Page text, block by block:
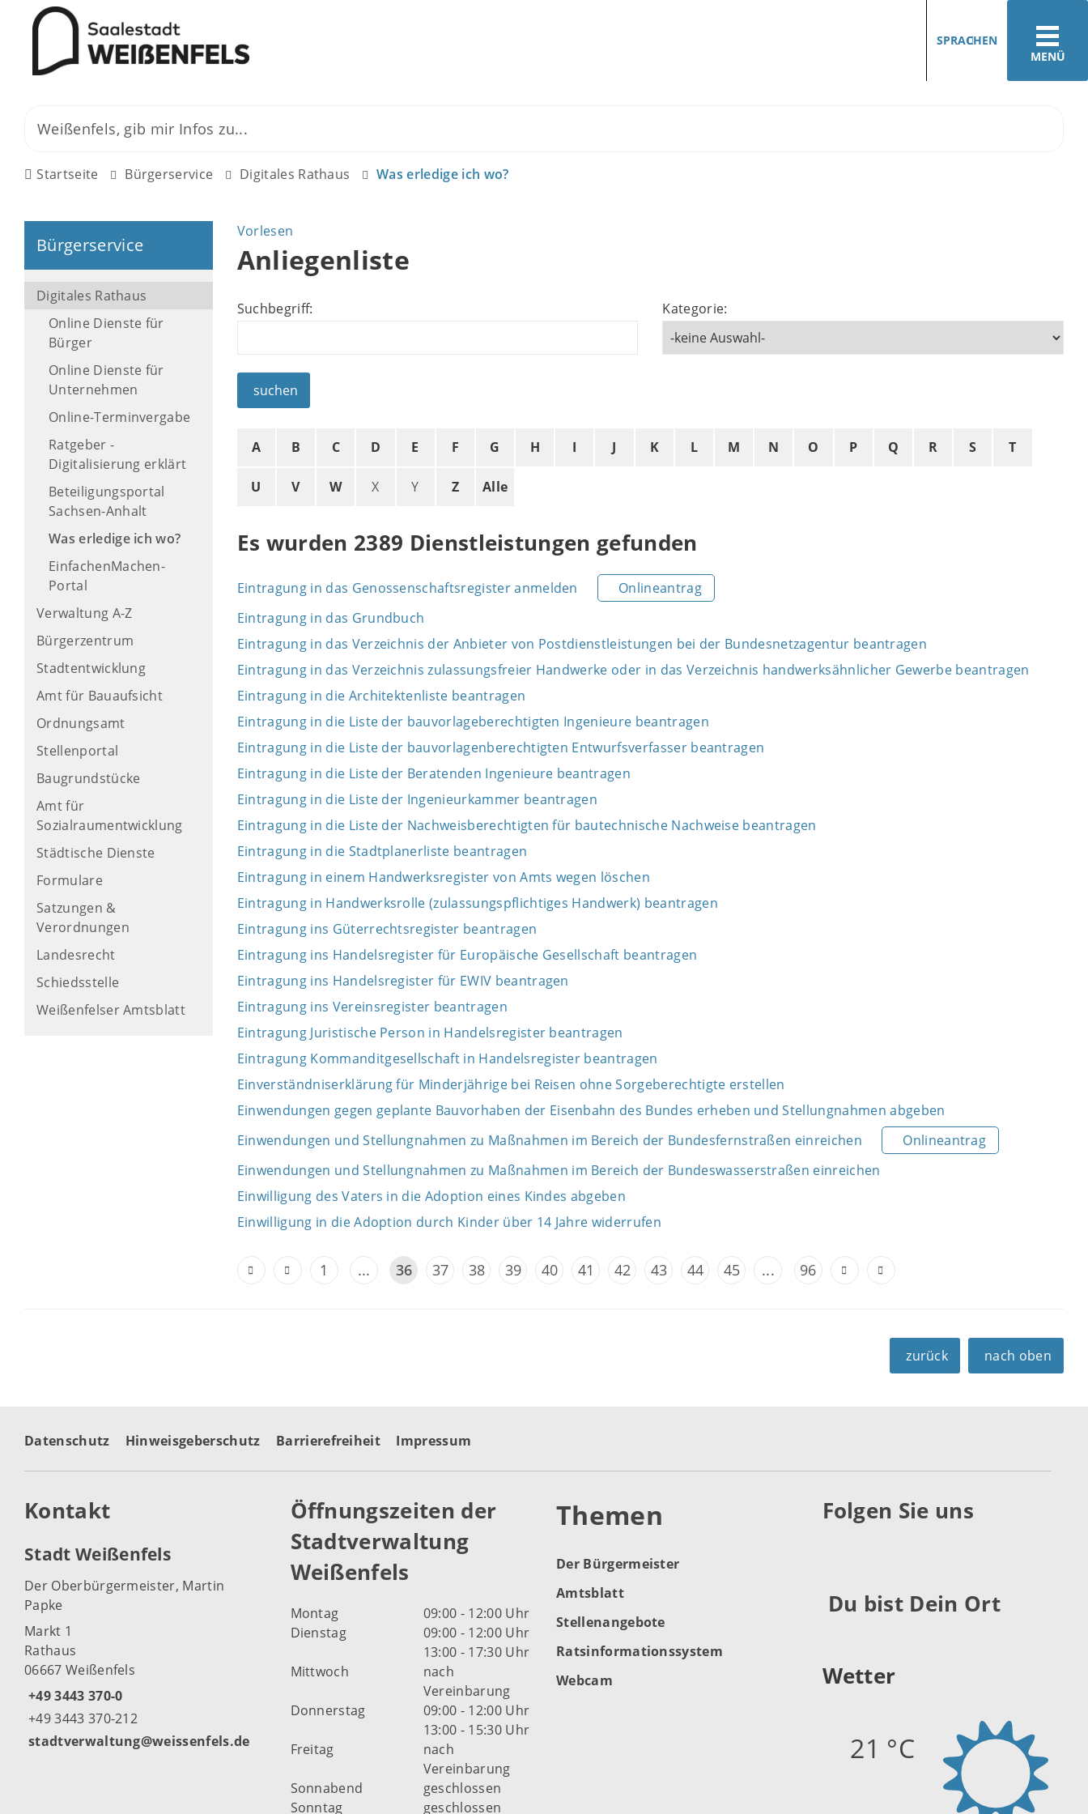
MENÜ
SPRACHEN
Startseite Bürgerservice Digitales Rathaus Was erledige ich wo?
Bürgerservice
Digitales Rathaus
Online Dienste für
Bürger
Online Dienste für
Unternehmen
Online-Terminvergabe
Ratgeber -
Digitalisierung erklärt
Beteiligungsportal
Sachsen-Anhalt
Was erledige ich wo?
EinfachenMachen-
Portal
Verwaltung A-Z
Bürgerzentrum
Stadtentwicklung
Amt für Bauaufsicht
Ordnungsamt
Stellenportal
Baugrundstücke
Amt für
Sozialraumentwicklung
Städtische Dienste
Formulare
Satzungen &
Verordnungen
Landesrecht
Schiedsstelle
Weißenfelser Amtsblatt
Vorlesen
Anliegenliste
Suchbegriff: Kategorie:
suchen
A B C D E F G H I J K L M N O P Q R S T
U V W X Y Z Alle
Es wurden 2389 Dienstleistungen gefunden
Eintragung in das Genossenschaftsregister anmelden
Onlineantrag
Eintragung in das Grundbuch
Eintragung in das Verzeichnis der Anbieter von Postdienstleistungen bei der Bundesnetzagentur beantragen
Eintragung in das Verzeichnis zulassungsfreier Handwerke oder in das Verzeichnis handwerksähnlicher Gewerbe beantragen
Eintragung in die Architektenliste beantragen
Eintragung in die Liste der bauvorlageberechtigten Ingenieure beantragen
Eintragung in die Liste der bauvorlagenberechtigten Entwurfsverfasser beantragen
Eintragung in die Liste der Beratenden Ingenieure beantragen
Eintragung in die Liste der Ingenieurkammer beantragen
Eintragung in die Liste der Nachweisberechtigten für bautechnische Nachweise beantragen
Eintragung in die Stadtplanerliste beantragen
Eintragung in einem Handwerksregister von Amts wegen löschen
Eintragung in Handwerksrolle (zulassungspflichtiges Handwerk) beantragen
Eintragung ins Güterrechtsregister beantragen
Eintragung ins Handelsregister für Europäische Gesellschaft beantragen
Eintragung ins Handelsregister für EWIV beantragen
Eintragung ins Vereinsregister beantragen
Eintragung Juristische Person in Handelsregister beantragen
Eintragung Kommanditgesellschaft in Handelsregister beantragen
Einverständniserklärung für Minderjährige bei Reisen ohne Sorgeberechtigte erstellen
Einwendungen gegen geplante Bauvorhaben der Eisenbahn des Bundes erheben und Stellungnahmen abgeben
Einwendungen und Stellungnahmen zu Maßnahmen im Bereich der Bundesfernstraßen einreichen
Onlineantrag
Einwendungen und Stellungnahmen zu Maßnahmen im Bereich der Bundeswasserstraßen einreichen
Einwilligung des Vaters in die Adoption eines Kindes abgeben
Einwilligung in die Adoption durch Kinder über 14 Jahre widerrufen
1 ... 36 37 38 39 40 41 42 43 44 45 ... 96
zurück nach oben
Datenschutz Hinweisgeberschutz Barrierefreiheit Impressum
Kontakt
Stadt Weißenfels
Der Oberbürgermeister, Martin
Papke
Markt 1
Rathaus
06667 Weißenfels
+49 3443 370-0
+49 3443 370-212
stadtverwaltung@weissenfels.de
Öffnungszeiten der
Stadtverwaltung
Weißenfels
Montag
09:00 - 12:00 Uhr
Dienstag
09:00 - 12:00 Uhr
13:00 - 17:30 Uhr
Mittwoch
nach
Vereinbarung
Donnerstag
09:00 - 12:00 Uhr
13:00 - 15:30 Uhr
Freitag
nach
Vereinbarung
Sonnabend
geschlossen
Sonntag
geschlossen
Themen
Der Bürgermeister
Amtsblatt
Stellenangebote
Ratsinformationssystem
Webcam
Folgen Sie uns
Du bist Dein Ort
Wetter
21 °C